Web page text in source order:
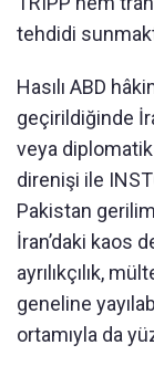
tehdidi
Hasılı ABD
geçirildiğinde
veya
direnişi ile
Pakistan
İran’daki kaos
ayrılıkçılık,
geneline
ortamıyla da